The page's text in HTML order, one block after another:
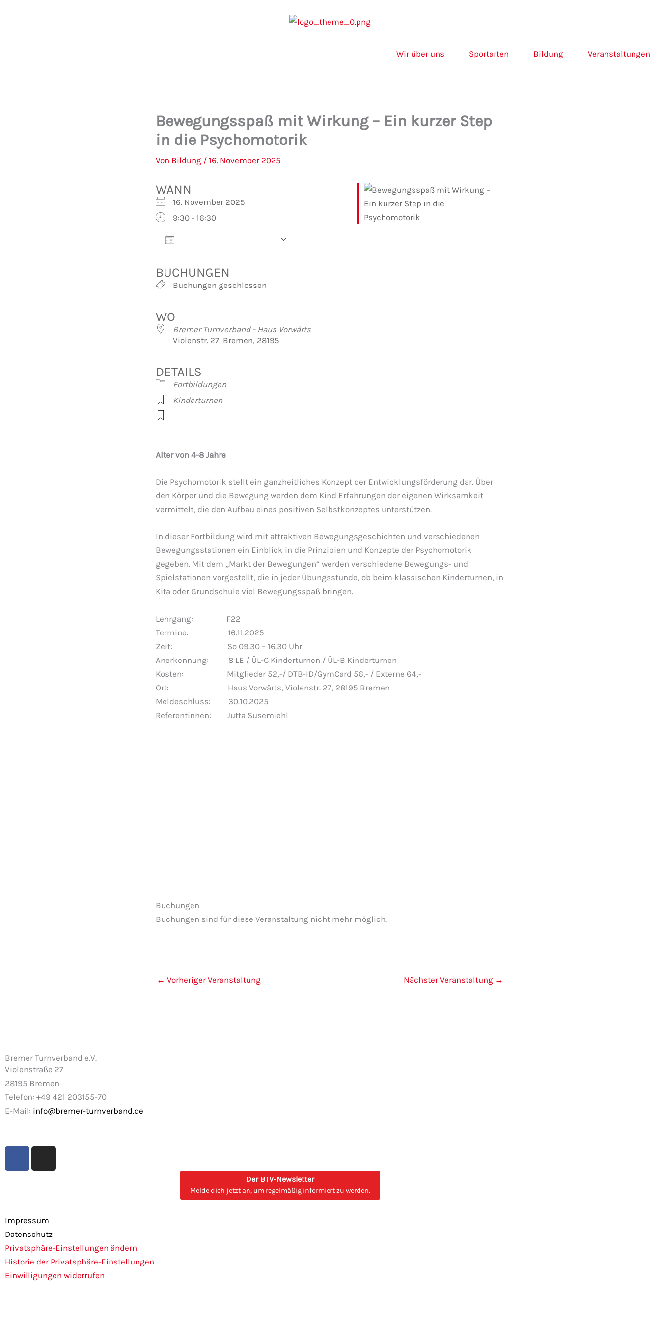
Wir über uns
Sportarten Bildung Veranstaltungen
Bewegungsspaß mit Wirkung – Ein kurzer Step
in die Psychomotorik
Von Bildung / 16. November 2025
WANN
16. November 2025
9:30 - 16:30
BUCHUNGEN
Buchungen geschlossen
WO
Bremer Turnverband - Haus Vorwärts
Violenstr. 27, Bremen, 28195
DETAILS
Fortbildungen
Kinderturnen
Alter von 4-8 Jahre
Die Psychomotorik stellt ein ganzheitliches Konzept der Entwicklungsförderung dar. Über
den Körper und die Bewegung werden dem Kind Erfahrungen der eigenen Wirksamkeit
vermittelt, die den Aufbau eines positiven Selbstkonzeptes unterstützen.
In dieser Fortbildung wird mit attraktiven Bewegungsgeschichten und verschiedenen
Bewegungsstationen ein Einblick in die Prinzipien und Konzepte der Psychomotorik
gegeben. Mit dem „Markt der Bewegungen“ werden verschiedene Bewegungs- und
Spielstationen vorgestellt, die in jeder Übungsstunde, ob beim klassischen Kinderturnen, in
Kita oder Grundschule viel Bewegungsspaß bringen.
Lehrgang: F22
Termine: 16.11.2025
Zeit: So 09.30 – 16.30 Uhr
Anerkennung: 8 LE / ÜL-C Kinderturnen / ÜL-B Kinderturnen
Kosten: Mitglieder 52,-/ DTB-ID/GymCard 56,- / Externe 64,-
Ort: Haus Vorwärts, Violenstr. 27, 28195 Bremen
Meldeschluss: 30.10.2025
Referentinnen: Jutta Susemiehl
Buchungen
Buchungen sind für diese Veranstaltung nicht mehr möglich.
← Vorheriger Veranstaltung Nächster Veranstaltung →
Bremer Turnverband e.V.
Violenstraße 27
28195 Bremen
Telefon: +49 421 203155-70
E-Mail: info@bremer-turnverband.de
o
k
r
a
m
Der BTV-Newsletter
Melde dich jetzt an, um regelmäßig informiert zu werden.
Impressum
Datenschutz
Privatsphäre-Einstellungen ändern
Historie der Privatsphäre-Einstellungen
Einwilligungen widerrufen